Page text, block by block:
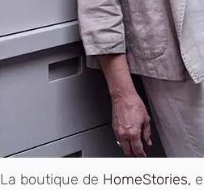
La boutique de HomeStories,